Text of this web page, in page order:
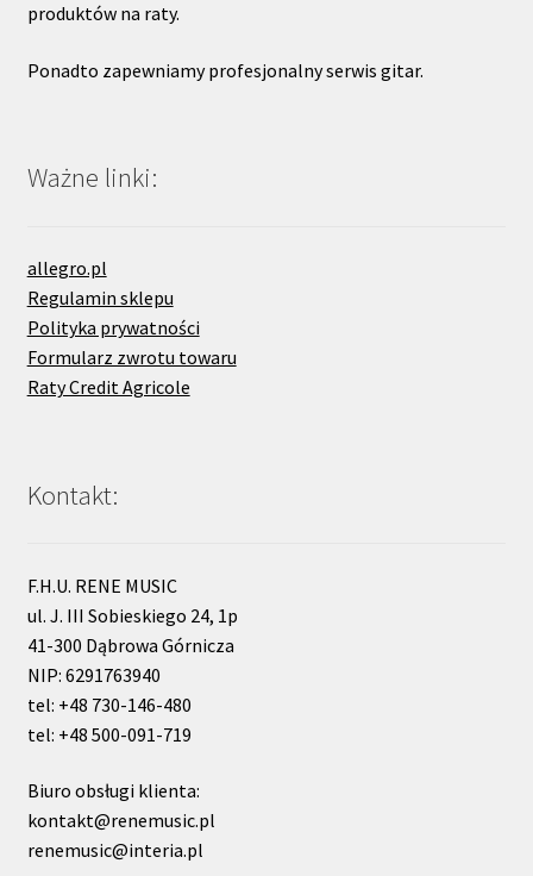
produktów na raty.
Ponadto zapewniamy profesjonalny serwis gitar.
Ważne linki:
allegro.pl
Regulamin sklepu
Polityka prywatności
Formularz zwrotu towaru
Raty Credit Agricole
Kontakt:
F.H.U. RENE MUSIC
ul. J. III Sobieskiego 24, 1p
41-300 Dąbrowa Górnicza
NIP: 6291763940
tel: +48 730-146-480
tel: +48 500-091-719
Biuro obsługi klienta:
kontakt@renemusic.pl
renemusic@interia.pl